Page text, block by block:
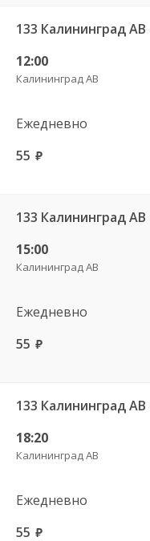
12:00
Калининград АВ
Ежедневно
55 руб.
15:00
Калининград АВ
Ежедневно
55 руб.
18:20
Калининград АВ
Ежедневно
55 руб.